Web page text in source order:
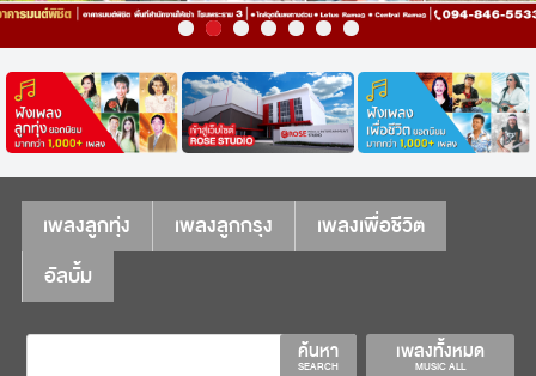
เพลงลูกทุ่ง เพลงลูกกรุง
เพลงเพื่อชีวิต
อัลบั้ม
เพลงทั้งหมด
MUSIC ALL
ค้นหา
SEARCH